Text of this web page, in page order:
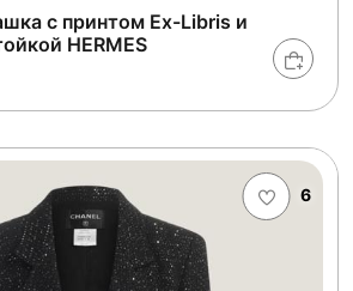
с принтом Ex-Libris и
HERMES
6